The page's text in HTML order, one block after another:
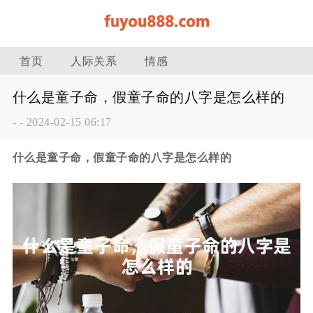
首页 人际关系 情感
什么是童子命，假童子命的八字是怎么样的
- - 2024-02-15 06:17
什么是童子命，假童子命的八字是怎么样的